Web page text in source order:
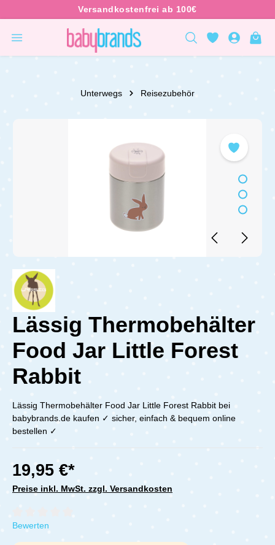
Unterwegs Reisezubehör
Lässig Thermobehälter
Food Jar Little Forest
Rabbit
Lässig Thermobehälter Food Jar Little Forest Rabbit bei
babybrands.de kaufen ✓ sicher, einfach & bequem online
bestellen ✓
19,95 €*
Preise inkl. MwSt. zzgl. Versandkosten
Durchschnittliche Bewertung von 0 von 5 Sternen
Bewerten